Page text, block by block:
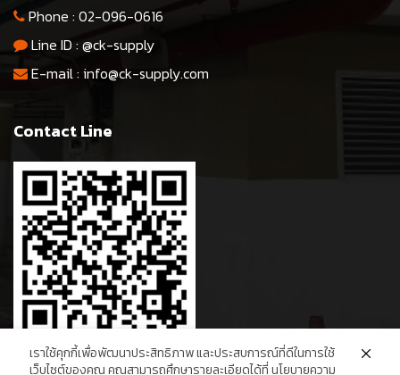
Phone : 02-096-0616
Line ID :@ck-supply
E-mail : info@ck-supply.com
Contact Line
เราใช้คุกกี้เพื่อพัฒนาประสิทธิภาพ และประสบการณ์ที่ดีในการใช้
เว็บไซต์ของคุณ คุณสามารถศึกษารายละเอียดได้ที่ นโยบายความ